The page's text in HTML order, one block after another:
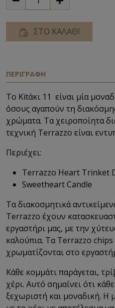
ΣΤΟ ΚΑΛΑΘΙ
ΠΕΡΙΓΡΑΦΗ
Το Kitάκι 11 είναι μία
όσους αγαπούν τη
χρώματα. Τα χειροποίητα
τεχνική Terrazzo είναι
Περιέχει:
Terrazzo Heart Trinket
Sweetheart Candle
Τα διακοσμητικά
Τerrazzo έχουν
εργαστήρι μας, με την
καλούπια. Τα Terrazzo chips
χρωματίζονται στο
Κάθε κομμάτι παράγεται,
χέρι. Αυτό σημαίνει ότι
ξεχωριστή και μοναδική. Η